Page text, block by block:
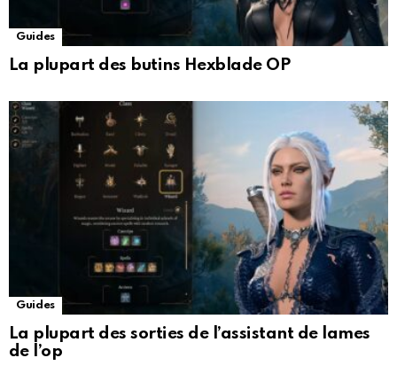
Guides
La plupart des butins Hexblade OP
Guides
La plupart des sorties de l’assistant de lames
de l’op